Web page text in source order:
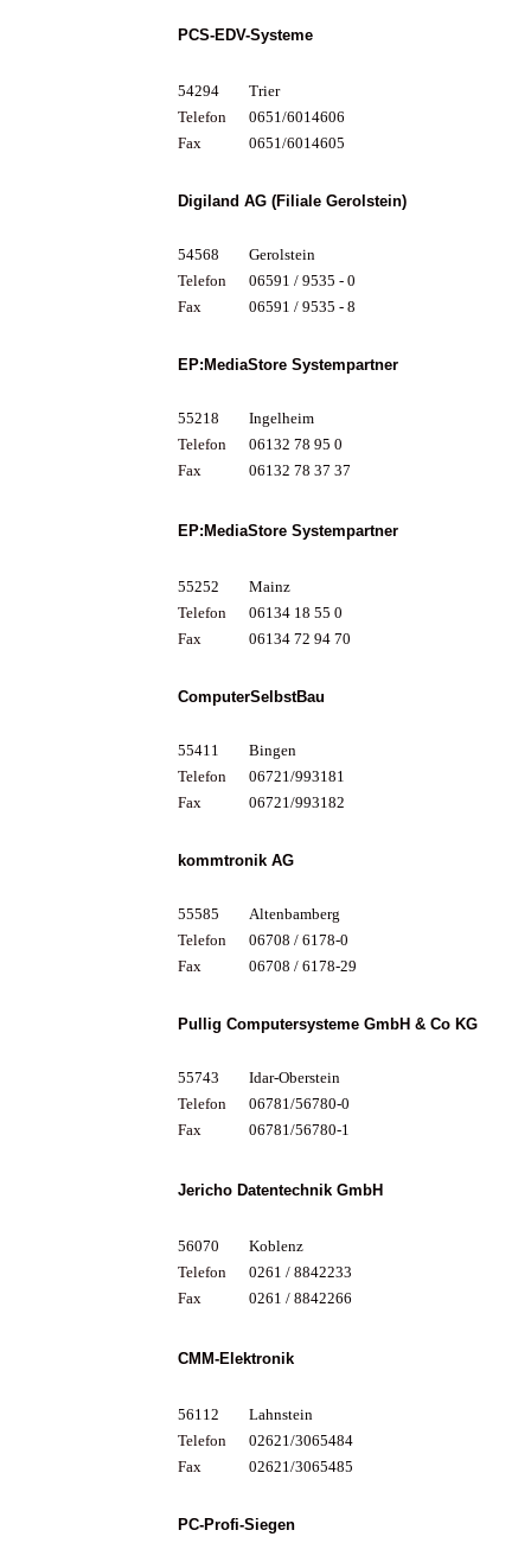
PCS-EDV-Systeme
54294
Trier
Telefon
0651/6014606
Fax
0651/6014605
Digiland AG (Filiale Gerolstein)
54568
Gerolstein
Telefon
06591 / 9535 - 0
Fax
06591 / 9535 - 8
EP:MediaStore Systempartner
55218
Ingelheim
Telefon
06132 78 95 0
Fax
06132 78 37 37
EP:MediaStore Systempartner
55252
Mainz
Telefon
06134 18 55 0
Fax
06134 72 94 70
ComputerSelbstBau
55411
Bingen
Telefon
06721/993181
Fax
06721/993182
kommtronik AG
55585
Altenbamberg
Telefon
06708 / 6178-0
Fax
06708 / 6178-29
Pullig Computersysteme GmbH & Co KG
55743
Idar-Oberstein
Telefon
06781/56780-0
Fax
06781/56780-1
Jericho Datentechnik GmbH
56070
Koblenz
Telefon
0261 / 8842233
Fax
0261 / 8842266
CMM-Elektronik
56112
Lahnstein
Telefon
02621/3065484
Fax
02621/3065485
PC-Profi-Siegen